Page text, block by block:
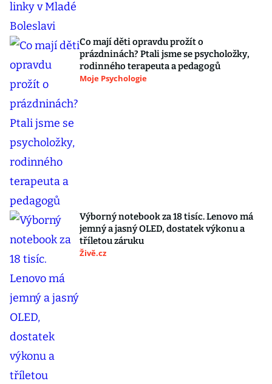
Co mají děti opravdu prožít o
prázdninách? Ptali jsme se psycholožky,
rodinného terapeuta a pedagogů
Moje Psychologie
Výborný notebook za 18 tisíc. Lenovo má
jemný a jasný OLED, dostatek výkonu a
tříletou záruku
Živě.cz